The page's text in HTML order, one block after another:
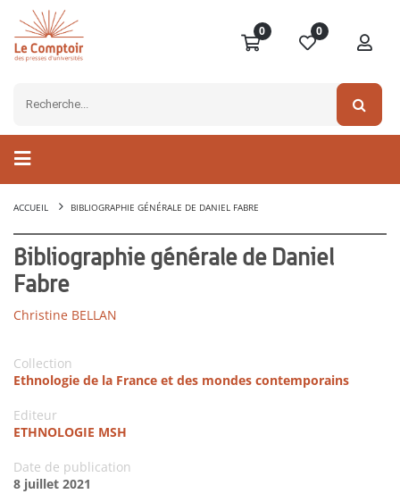
0 0
ACCUEIL BIBLIOGRAPHIE GÉNÉRALE DE DANIEL FABRE
Bibliographie générale de Daniel
Fabre
Christine BELLAN
Collection
Ethnologie de la France et des mondes contemporains
Editeur
ETHNOLOGIE MSH
Date de publication
8 juillet 2021